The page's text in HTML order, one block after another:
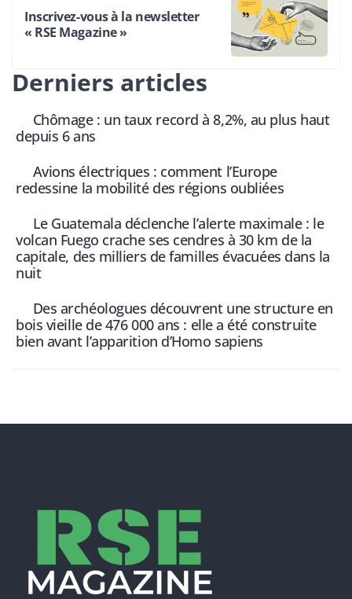
Inscrivez-vous à la newsletter
« RSE Magazine »
Derniers articles
Chômage : un taux record à 8,2%, au plus haut
depuis 6 ans
Avions électriques : comment l’Europe
redessine la mobilité des régions oubliées
Le Guatemala déclenche l’alerte maximale : le
volcan Fuego crache ses cendres à 30 km de la
capitale, des milliers de familles évacuées dans la
nuit
Des archéologues découvrent une structure en
bois vieille de 476 000 ans : elle a été construite
bien avant l’apparition d’Homo sapiens